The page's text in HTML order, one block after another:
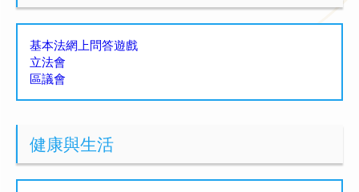
基本法網上問答遊戲
立法會
區議會
健康與生活